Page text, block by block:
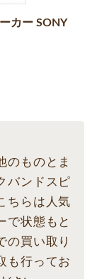
カー SONY
のものとま
バンドスピ
ちらは人気
で状態もと
の買い取り
も行ってお